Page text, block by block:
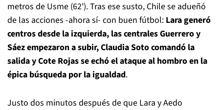
metros de Usme (62'). Tras ese susto, Chile se adueñó
de las acciones -ahora sí- con buen fútbol: Lara generó
centros desde la izquierda, las centrales Guerrero y
Sáez empezaron a subir, Claudia Soto comandó la
salida y Cote Rojas se echó el ataque al hombro en la
épica búsqueda por la igualdad.
Justo dos minutos después de que Lara y Aedo